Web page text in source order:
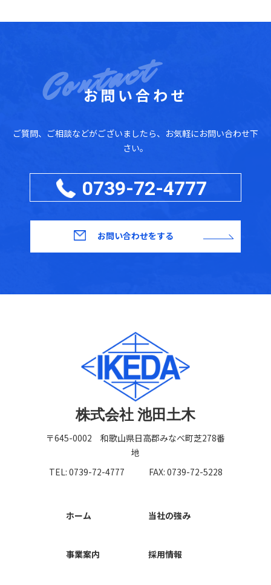
お問い合わせ
ご質問、ご相談などがございましたら、お気軽にお問い合わせ下
さい。
0739-72-4777
お問い合わせをする
株式会社 池田土木
〒645-0002 和歌山県日高郡みなべ町芝278番
地
TEL: 0739-72-4777
FAX: 0739-72-5228
ホーム
事業案内
当社の強み
採用情報